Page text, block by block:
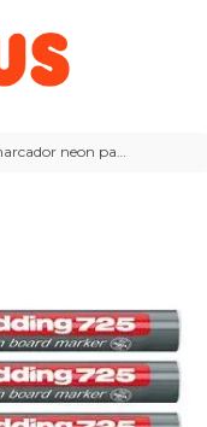
neon para pizarra